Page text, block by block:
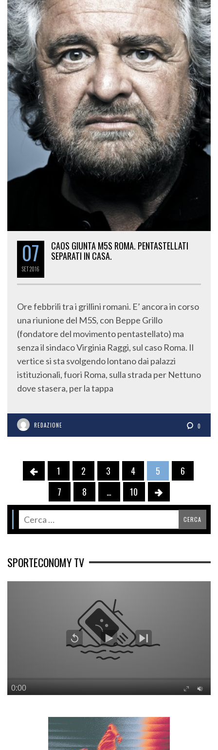
07
SET2016
CAOS GIUNTA M5S ROMA. PENTASTELLATI
SEPARATI IN CASA.
Ore febbrili tra i grillini romani. E’ ancora in corso
una riunione del M5S, con Beppe Grillo
(fondatore del movimento pentastellato) ma
senza il sindaco Virginia Raggi, sul caso Roma. Il
vertice si sta svolgendo lontano dai palazzi
istituzionali, fuori Roma, sulla strada per Nettuno
dove stasera, per la tappa
REDAZIONE 0
1 2 3 4 5
6
7
8 … 10
SPORTECONOMY TV